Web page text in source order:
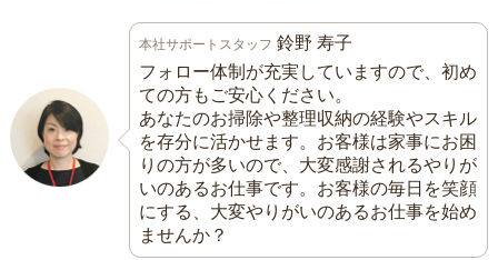
本社サポートスタッフ 鈴野 寿子
フォロー体制が充実していますので、初め
ての方もご安心ください。
あなたのお掃除や整理収納の経験やスキル
を存分に活かせます。お客様は家事にお困
りの方が多いので、大変感謝されるやりが
いのあるお仕事です。お客様の毎日を笑顔
にする、大変やりがいのあるお仕事を始め
ませんか？